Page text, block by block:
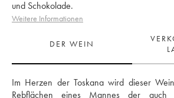
und Schokolade.
Weitere Informationen
DER WEIN
Im Herzen der Toskana wird dieser
Rebflächen eines Mannes der